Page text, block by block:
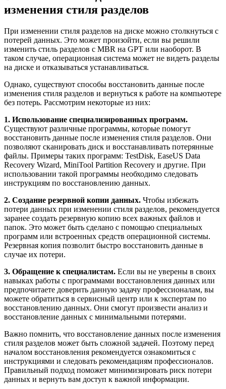
изменения стиля разделов
При изменении стиля разделов на диске можно столкнуться с
потерей данных. Это может произойти, если вы решили
изменить стиль разделов с MBR на GPT или наоборот. В
таком случае, операционная система может не видеть разделы
на диске и отказываться устанавливаться.
Однако, существуют способы восстановить данные после
изменения стиля разделов и вернуться к работе на компьютере
без потерь. Рассмотрим некоторые из них:
1. Использование специализированных программ.
Существуют различные программы, которые помогут
восстановить данные после изменения стиля разделов. Они
позволяют сканировать диск и восстанавливать потерянные
файлы. Примеры таких программ: TestDisk, EaseUS Data
Recovery Wizard, MiniTool Partition Recovery и другие. При
использовании такой программы необходимо следовать
инструкциям по восстановлению данных.
2. Создание резервной копии данных. Чтобы избежать
потери данных при изменении стиля разделов, рекомендуется
заранее создать резервную копию всех важных файлов и
папок. Это может быть сделано с помощью специальных
программ или встроенных средств операционной системы.
Резервная копия позволит быстро восстановить данные в
случае их потери.
3. Обращение к специалистам. Если вы не уверены в своих
навыках работы с программами восстановления данных или
предпочитаете доверить данную задачу профессионалам, вы
можете обратиться в сервисный центр или к экспертам по
восстановлению данных. Они смогут произвести анализ и
восстановление данных с минимальными потерями.
Важно помнить, что восстановление данных после изменения
стиля разделов может быть сложной задачей. Поэтому перед
началом восстановления рекомендуется ознакомиться с
инструкциями и следовать рекомендациям профессионалов.
Правильный подход поможет минимизировать риск потери
данных и вернуть вам доступ к важной информации.